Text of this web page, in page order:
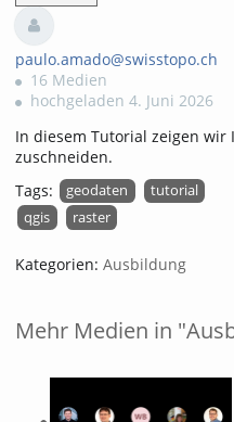
paulo.amado@swisstopo.ch
16 Medien
hochgeladen 4. Juni 2026
In diesem Tutorial zeigen wir
zuschneiden.
Tags:
geodaten
tutorial
qgis
raster
Kategorien: Ausbildung
Mehr Medien in